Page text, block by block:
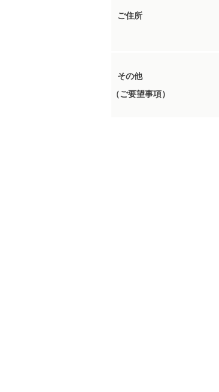
ご住所
その他
（ご要望事項）